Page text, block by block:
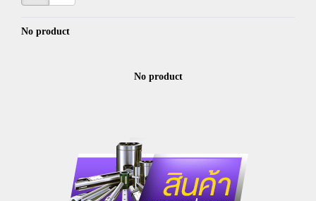
No product
No product